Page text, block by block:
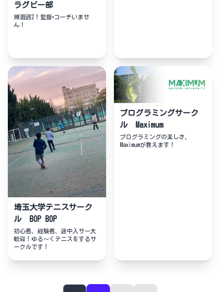
ラグビー部
練習週2！監督•コーチいませ
ん！
埼玉大学テニスサーク
ル BOP BOP
初心者、経験者、途中入サー大
歓迎！ゆる〜くテニスをするサ
ークルです！
プログラミングサーク
ル Maximum
プログラミングの楽しさ、
Maximumが教えます！